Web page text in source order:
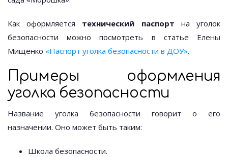
Как оформляется технический паспорт на уголок
безопасности можно посмотреть в статье Елены
Мищенко «Паспорт уголка безопасности в ДОУ».
Примеры оформления
уголка безопасности
Название уголка безопасности говорит о его
назначении. Оно может быть таким:
Школа безопасности.